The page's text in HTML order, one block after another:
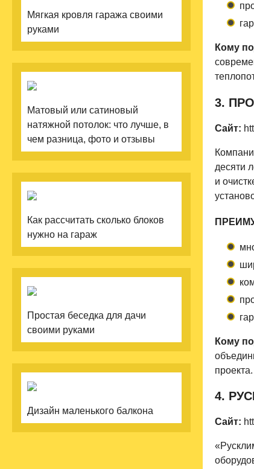
Кому
3.
Сайт:
десяти
и
Кому
проекта.
4.
Сайт:
Мягкая кровля гаража своими
руками
Матовый или сатиновый
натяжной потолок: что лучше, в
чем разница, фото и отзывы
Как рассчитать сколько блоков
нужно на гараж
Простая беседка для дачи
своими руками
Дизайн маленького балкона